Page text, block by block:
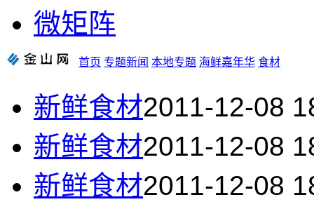
微矩阵
首页 专题新闻 本地专题 海鲜嘉年华 食材
新鲜食材2011-12-08
新鲜食材2011-12-08
新鲜食材2011-12-08